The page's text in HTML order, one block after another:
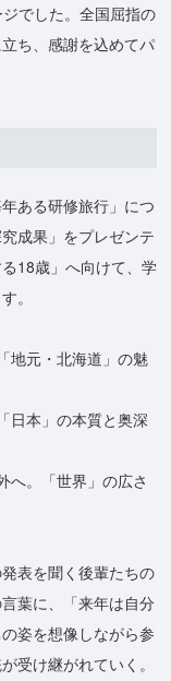
でした。全国屈指の
ち、感謝を込めてパ
ある研修旅行」につ
成果」をプレゼンテ
18歳」へ向けて、学
。
地元・北海道」の魅
日本」の本質と奥深
へ。「世界」の広さ
表を聞く後輩たちの
葉に、「来年は自分
姿を想像しながら参
受け継がれていく。